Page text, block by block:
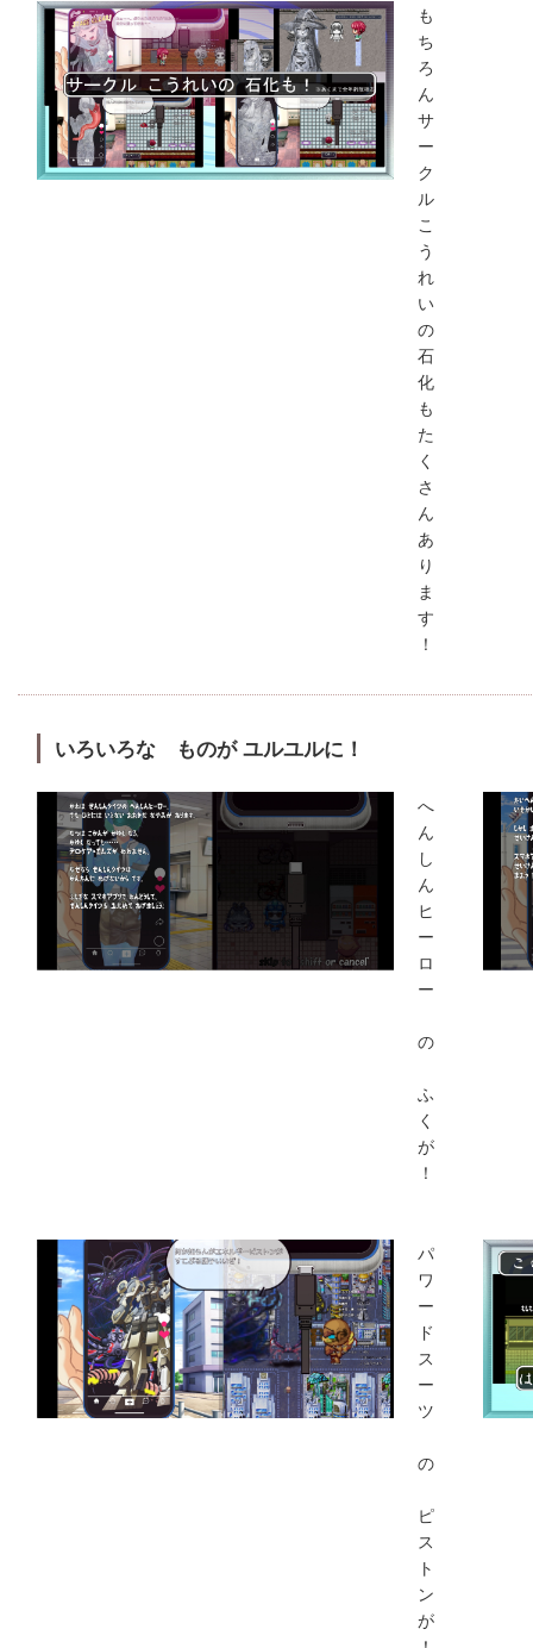
も
ち
ろ
ん
サ
ー
ク
ル
こ
う
れ
い
の
石
化
も
た
く
さ
ん
あ
り
ま
す
！
いろいろな ものが ユルユルに！
へ
ん
し
ん
ヒ
ー
ロ
ー
の
ふ
く
が
！
パ
ワ
ー
ド
ス
ー
ツ
の
ピ
ス
ト
ン
が